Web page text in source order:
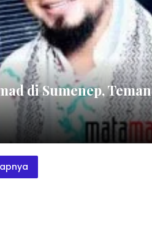
di Sumenep, Teman